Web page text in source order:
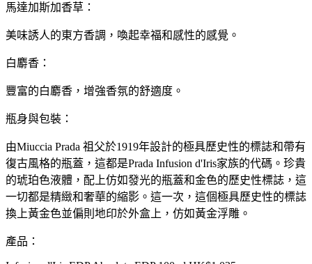
馬達加斯加香草：
美味誘人的東方香調，喚起幸福和感性的感覺。
白麝香：
豐富的白麝香，增強香氛的舒適度。
瓶身與包裝：
由Miuccia Prada 祖父於1919年設計的極具歷史性的標誌和帶有
復古風格的瓶蓋，這都是Prada Infusion d'Iris家族的代碼。珍貴
的琥珀色液體，配上仿如發光的瓶蓋和金色的歷史性標誌，這
一切都是精緻和奢華的縮影。這一次，這個極具歷史性的標誌
換上黃金色並偏則地印於外盒上，仿如黃金浮雕。
產品：